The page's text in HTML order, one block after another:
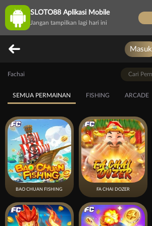
SLOTO88 Aplikasi Mobile
Jangan tampilkan lagi hari ini
Masuk
Fachai
SEMUA PERMAINAN FISHING ARCADE
BAO CHUAN FISHING FA CHAI DOZER